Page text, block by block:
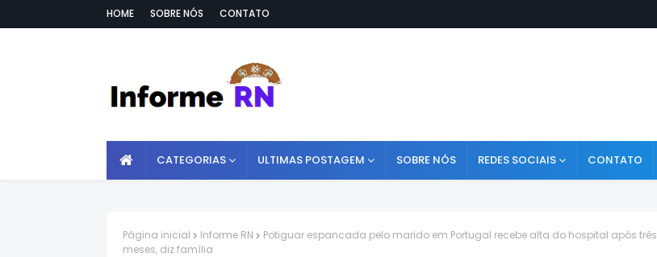
HOME SOBRE NÓS CONTATO
CATEGORIAS ULTIMAS POSTAGEM SOBRE NÓS REDES SOCIAIS CONTATO
Página inicial Informe RN
Potiguar espancada pelo marido em Portugal recebe alta do hospital após três
meses, diz família